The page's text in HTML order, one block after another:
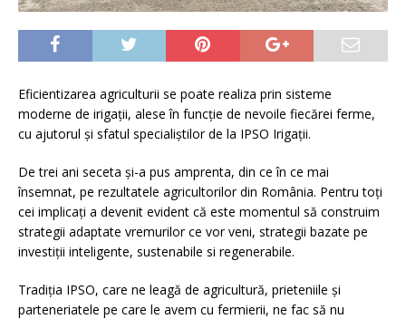
Eficientizarea agriculturii se poate realiza prin sisteme
moderne de irigații, alese în funcție de nevoile fiecărei ferme,
cu ajutorul și sfatul specialiștilor de la IPSO Irigații.
De trei ani seceta și-a pus amprenta, din ce în ce mai
însemnat, pe rezultatele agricultorilor din România. Pentru toți
cei implicați a devenit evident că este momentul să construim
strategii adaptate vremurilor ce vor veni, strategii bazate pe
investiții inteligente, sustenabile si regenerabile.
Tradiția IPSO, care ne leagă de agricultură, prieteniile și
parteneriatele pe care le avem cu fermierii, ne fac să nu